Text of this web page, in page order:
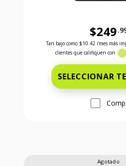
$249
Antes el precio era 249
Tan bajo como $10.42 /mes más
clientes que califiquen con
SELECCIONAR
Agotado